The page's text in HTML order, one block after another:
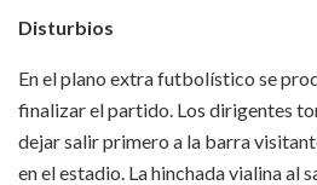
Disturbios
En el plano extra futbolístico se
finalizar el partido. Los dirigentes
dejar salir primero a la barra
en el estadio. La hinchada vialina al